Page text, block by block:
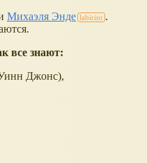
Михаэля Энде
.
все знают:
Джонс),